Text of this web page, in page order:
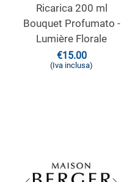
Ricarica 200 ml
Bouquet Profumato -
Lumière Florale
€15.00
(Iva inclusa)